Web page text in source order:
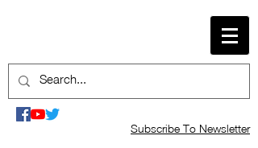
Subscribe To Newsletter